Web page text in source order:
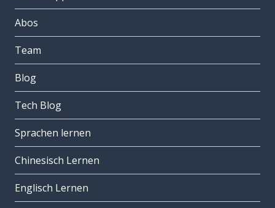
Abos
Team
Blog
Tech Blog
Sprachen lernen
Chinesisch Lernen
Englisch Lernen